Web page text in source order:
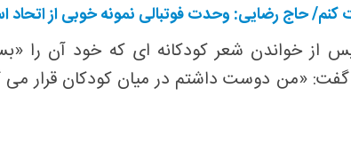
حاج رضایی: وحدت فوتبالی نمونه خوبی از اتحاد
خواندن شعر کودکانه ای که خود آن را «بسم
«من دوست داشتم در میان کودکان قرار می